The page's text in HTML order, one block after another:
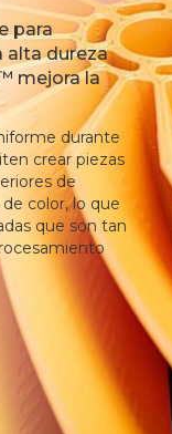
para
alta dureza
mejora la
durante
crear piezas
de
color, lo que
que son tan